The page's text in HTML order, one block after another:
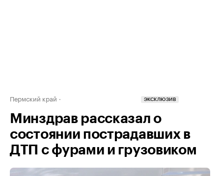
Пермский край ЭКСКЛЮЗИВ
Минздрав рассказал о
состоянии пострадавших в
ДТП с фурами и грузовиком